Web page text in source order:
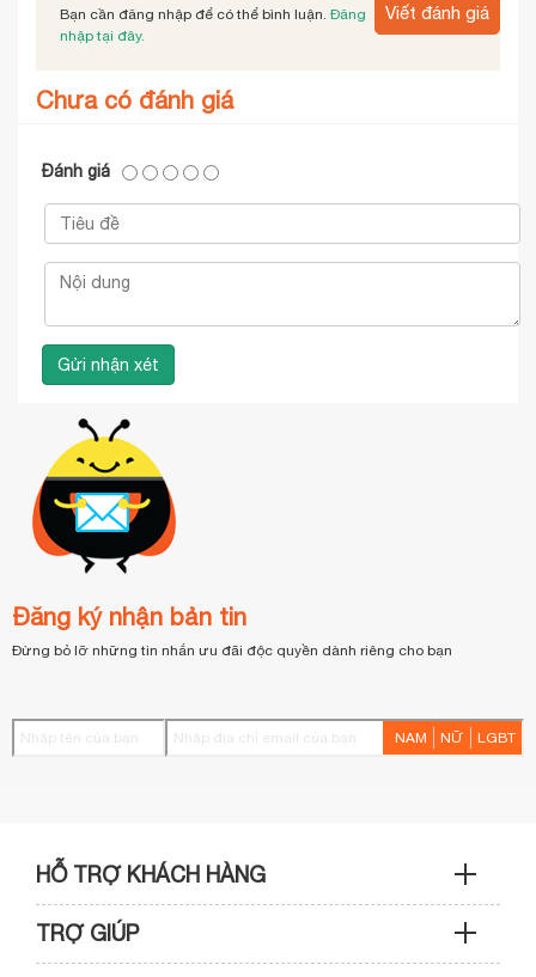
Viết đánh giá
Bạn cần đăng nhập để có thể bình luận. Đăng
nhập tại đây.
Chưa có đánh giá
Đánh giá
Đăng ký nhận bản tin
Đừng bỏ lỡ những tin nhắn ưu đãi độc quyền dành riêng cho bạn
NAM NỮ LGBT
HỖ TRỢ KHÁCH HÀNG
Sản phẩm & Đơn hàng: 0933 109 009
TRỢ GIÚP